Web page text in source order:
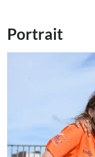
Portrait